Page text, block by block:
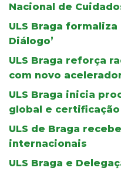
Nacional de
ULS Braga
Diálogo’
ULS Braga reforça
com novo
ULS Braga inicia
global e
ULS de Braga
internacionais
ULS Braga e